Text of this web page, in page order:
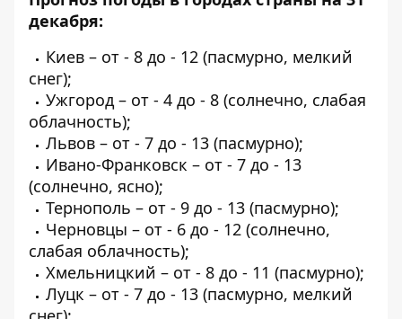
декабря:
Киев – от - 8 до - 12 (пасмурно, мелкий
снег);
Ужгород – от - 4 до - 8 (солнечно, слабая
облачность);
Львов – от - 7 до - 13 (пасмурно);
Ивано-Франковск – от - 7 до - 13
(солнечно, ясно);
Тернополь – от - 9 до - 13 (пасмурно);
Черновцы – от - 6 до - 12 (солнечно,
слабая облачность);
Хмельницкий – от - 8 до - 11 (пасмурно);
Луцк – от - 7 до - 13 (пасмурно, мелкий